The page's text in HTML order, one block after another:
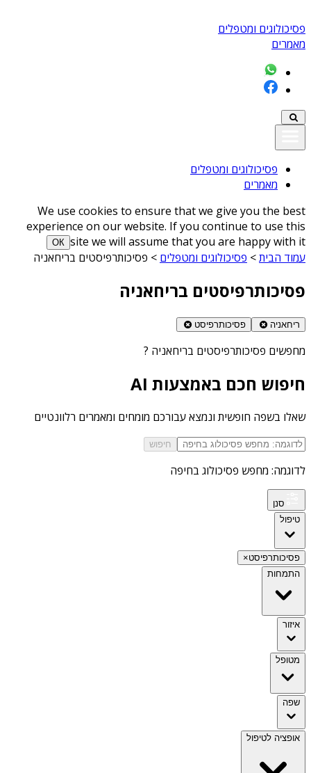
פסיכולוגים ומטפלים
מאמרים
פסיכולוגים ומטפלים
מאמרים
We use cookies to ensure that we give you the best
experience on our website. If you continue to use this
site we will assume that you are happy with it
ОК
עמוד הבית> פסיכולוגים ומטפלים > פסיכותרפיסטים בריחאניה
פסיכותרפיסטים בריחאניה
ריחאניה פסיכותרפיסט
מחפשים פסיכותרפיסטים בריחאניה ?
חיפוש חכם באמצעות AI
שאלו בשפה חופשית ונמצא עבורכם מומחים ומאמרים רלוונטיים
חיפוש
לדוגמה: מחפש פסיכולוג בחיפה
סנן
טיפול
פסיכותרפיסט×
התמחות
איזור
מטופל
שפה
אופציה לטיפול